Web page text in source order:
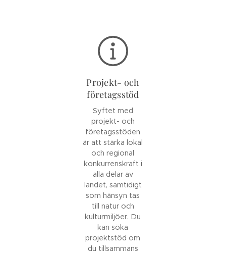
Projekt- och
företagsstöd
Syftet med
projekt- och
företagsstöden
är att stärka lokal
och regional
konkurrenskraft i
alla delar av
landet, samtidigt
som hänsyn tas
till natur och
kulturmiljöer. Du
kan söka
projektstöd om
du tillsammans